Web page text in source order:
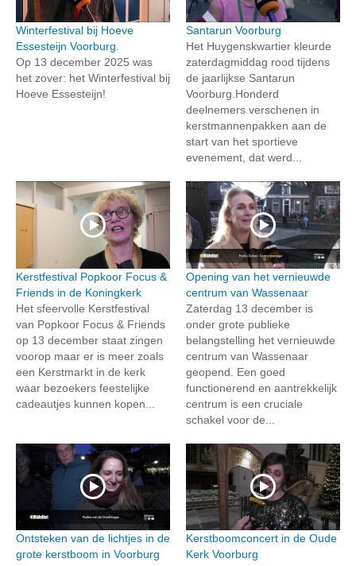
Winterfestival bij Hoeve
Essesteijn Voorburg.
Op 13 december 2025 was
het zover: het Winterfestival bij
Hoeve Essesteijn!
Santarun Voorburg
Het Huygenskwartier kleurde
zaterdagmiddag rood tijdens
de jaarlijkse Santarun
Voorburg.Honderd
deelnemers verschenen in
kerstmannenpakken aan de
start van het sportieve
evenement, dat werd...
Kerstfestival Popkoor Focus &
Friends in de Koningkerk
Het sfeervolle Kerstfestival
van Popkoor Focus & Friends
op 13 december staat zingen
voorop maar er is meer zoals
een Kerstmarkt in de kerk
waar bezoekers feestelijke
cadeautjes kunnen kopen...
Opening van het vernieuwde
centrum van Wassenaar
Zaterdag 13 december is
onder grote publieke
belangstelling het vernieuwde
centrum van Wassenaar
geopend. Een goed
functionerend en aantrekkelijk
centrum is een cruciale
schakel voor de...
Ontsteken van de lichtjes in de
grote kerstboom in Voorburg
Kerstboomconcert in de Oude
Kerk Voorburg